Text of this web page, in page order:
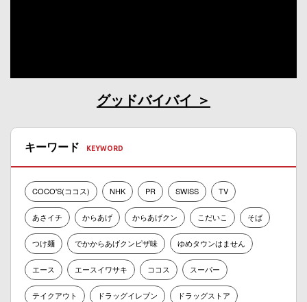
グッドバイバイ
キーワード
COCO'S(ココス) NHK PR SWISS TV
あさイチ からあげ からあげクン こだいこ そば
つけ麺 でかからあげクンピザ味 ゆめタウンはません
エース エースイワサキ ココス スーパー
テイクアウト ドラッグイレブン ドラッグストア